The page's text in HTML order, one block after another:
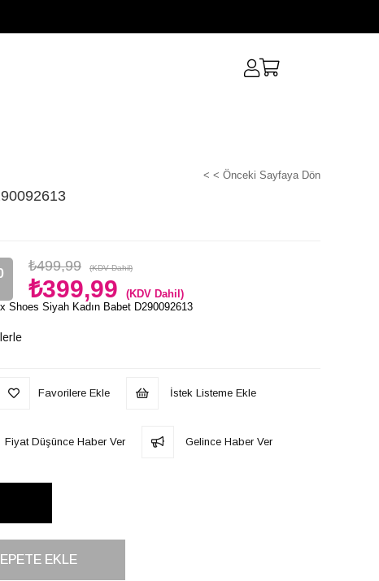
< < Önceki Sayfaya Dön
₺499,99 (KDV Dahil)
₺399,99 (KDV Dahil)
Shoes Siyah Kadın Babet D290092613
Favorilere Ekle İstek Listeme Ekle
Fiyat Düşünce Haber Ver Gelince Haber Ver